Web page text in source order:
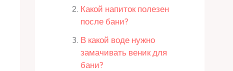
Какой напиток полезен
после бани?
В какой воде нужно
замачивать веник для
бани?